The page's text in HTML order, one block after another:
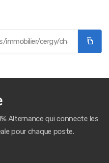
Alternance qui connecte les
pour chaque poste.